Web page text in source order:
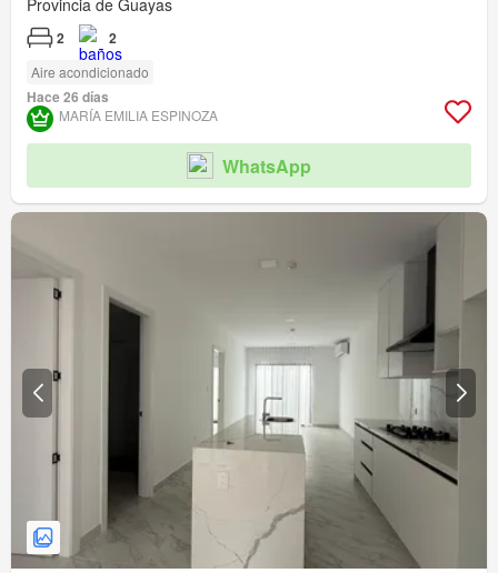
Provincia de Guayas
2 2
Aire acondicionado
Hace 26 días
MARÍA EMILIA ESPINOZA
WhatsApp